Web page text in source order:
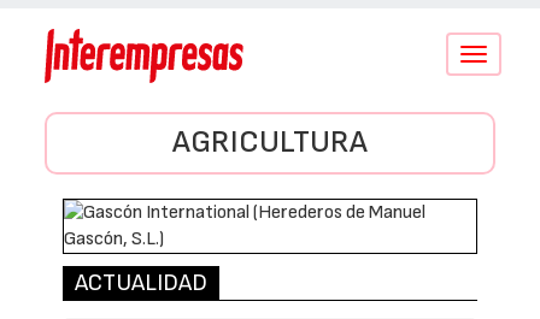
Conmutar
AGRICULTURA
ACTUALIDAD